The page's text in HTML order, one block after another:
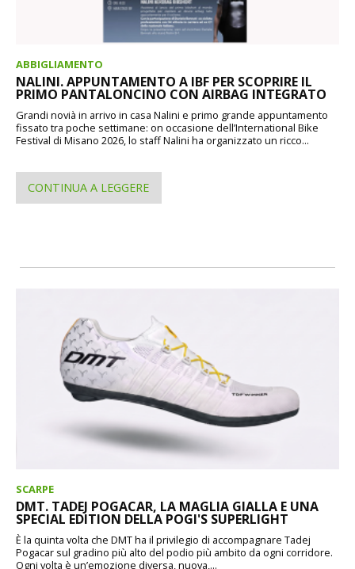
ABBIGLIAMENTO
NALINI. APPUNTAMENTO A IBF PER SCOPRIRE IL
PRIMO PANTALONCINO CON AIRBAG INTEGRATO
Grandi novià in arrivo in casa Nalini e primo grande appuntamento
fissato tra poche settimane: on occasione dell’International Bike
Festival di Misano 2026, lo staff Nalini ha organizzato un ricco...
CONTINUA A LEGGERE
SCARPE
DMT. TADEJ POGACAR, LA MAGLIA GIALLA E UNA
SPECIAL EDITION DELLA POGI'S SUPERLIGHT
È la quinta volta che DMT ha il privilegio di accompagnare Tadej
Pogacar sul gradino più alto del podio più ambito da ogni corridore.
Ogni volta è un’emozione diversa, nuova,...